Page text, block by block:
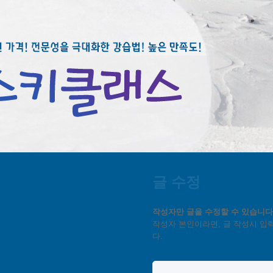
글 수정
작성자만 글을 수정할 수 있습니
작성자 본인이라면, 글 작성시 입
다.